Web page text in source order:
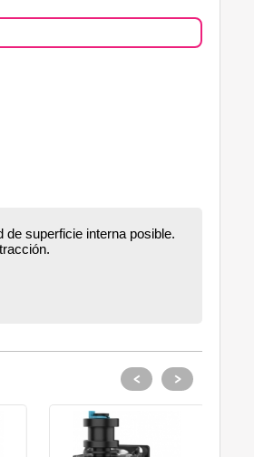
superficie interna posible.
< >